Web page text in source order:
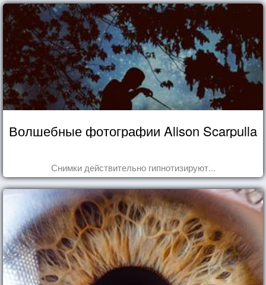
Волшебные фотографии Alison Scarpulla
Снимки действительно гипнотизируют...